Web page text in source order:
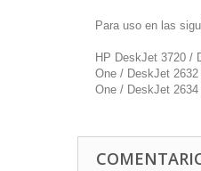
Para uso en las
HP DeskJet 3720 /
One / DeskJet
One / DeskJet